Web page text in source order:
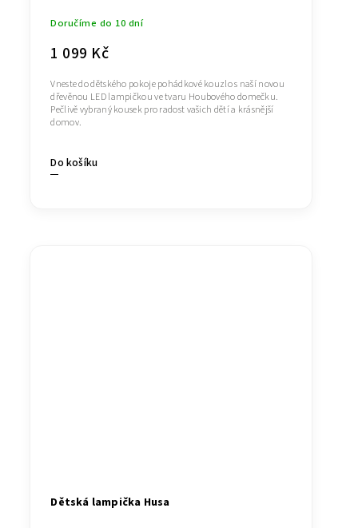
Doručíme do 10 dní
1 099 Kč
Do košíku
Vneste do dětského pokoje pohádkové kouzlo s naší novou
dřevěnou LED lampičkou ve tvaru Houbového domečku.
Pečlivě vybraný kousek pro radost vašich dětí a krásnější
domov.
Dětská lampička Husa